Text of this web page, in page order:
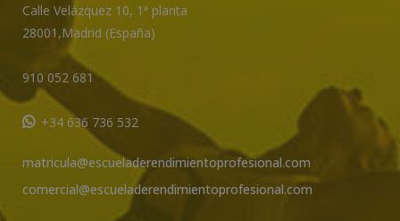
Calle Velázquez 10, 1ª planta
28001,Madrid (España)
910 052 681
+34 636 736 532
matricula@escueladerendimientoprofesional.com
comercial@escueladerendimientoprofesional.com